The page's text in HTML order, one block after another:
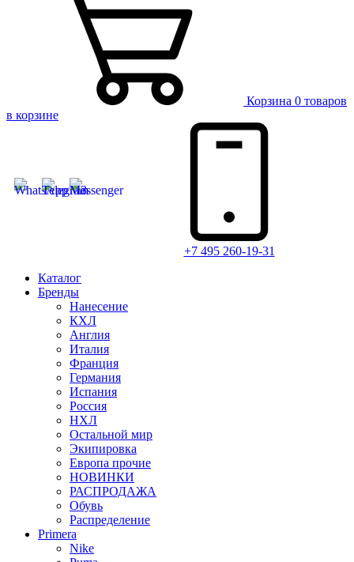
Корзина 0 товаров
в корзине
+7 495 260-19-31
Каталог
Бренды
Нанесение
КХЛ
Англия
Италия
Франция
Германия
Испания
Россия
НХЛ
Остальной мир
Экипировка
Европа прочие
НОВИНКИ
РАСПРОДАЖА
Обувь
Распределение
Primera
Nike